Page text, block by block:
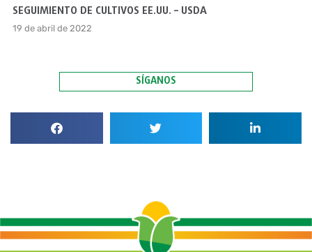
SEGUIMIENTO DE CULTIVOS EE.UU. – USDA
19 de abril de 2022
SÍGANOS